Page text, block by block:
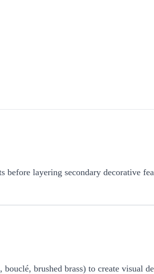
layering secondary decorative
brushed brass) to create visual